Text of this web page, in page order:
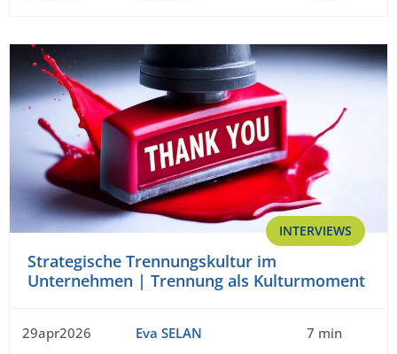
INTERVIEWS
Strategische Trennungskultur im
Unternehmen | Trennung als Kulturmoment
29apr2026 Eva SELAN 7 min